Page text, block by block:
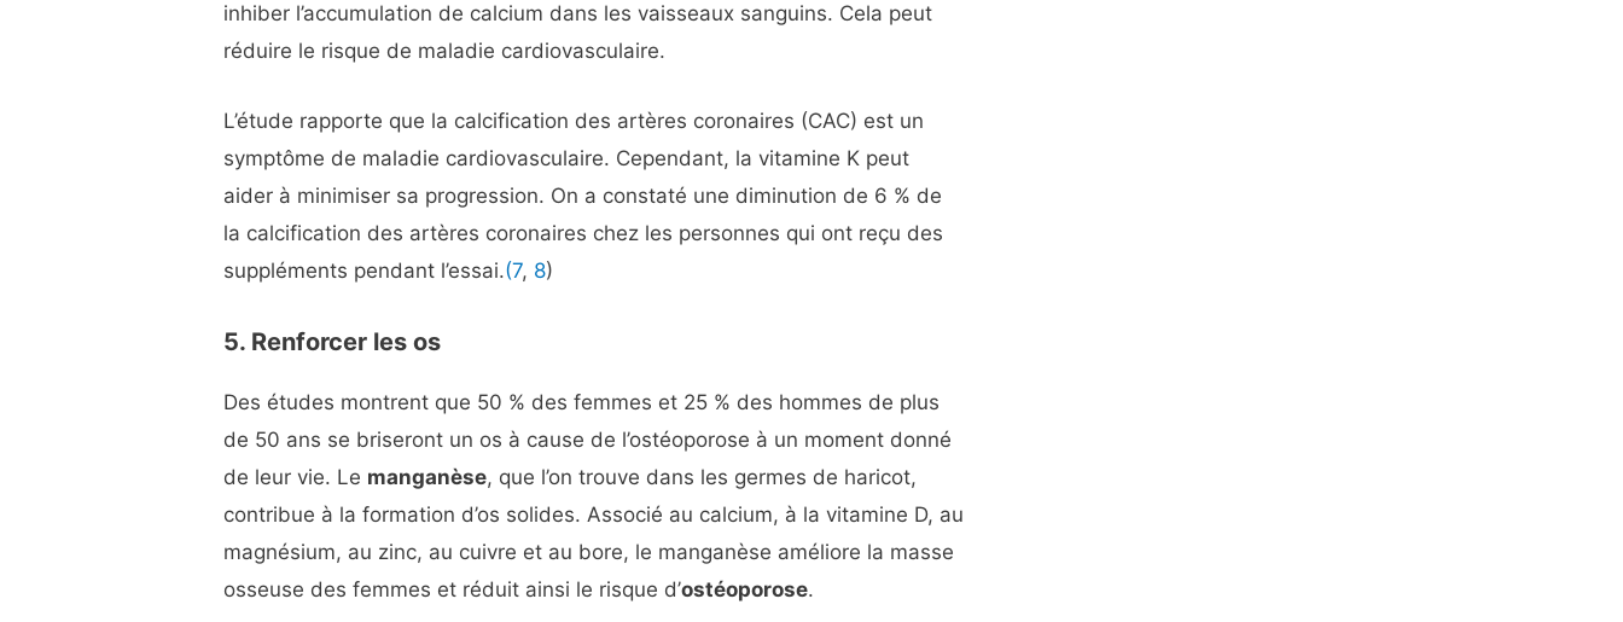
inhiber l’accumulation de calcium dans les vaisseaux sanguins. Cela peut
réduire le risque de maladie cardiovasculaire.
L’étude rapporte que la calcification des artères coronaires (CAC) est un
symptôme de maladie cardiovasculaire. Cependant, la vitamine K peut
aider à minimiser sa progression. On a constaté une diminution de 6 % de
la calcification des artères coronaires chez les personnes qui ont reçu des
suppléments pendant l’essai.(7, 8)
5. Renforcer les os
Des études montrent que 50 % des femmes et 25 % des hommes de plus
de 50 ans se briseront un os à cause de l’ostéoporose à un moment donné
de leur vie. Le manganèse, que l’on trouve dans les germes de haricot,
contribue à la formation d’os solides. Associé au calcium, à la vitamine D, au
magnésium, au zinc, au cuivre et au bore, le manganèse améliore la masse
osseuse des femmes et réduit ainsi le risque d’ostéoporose.